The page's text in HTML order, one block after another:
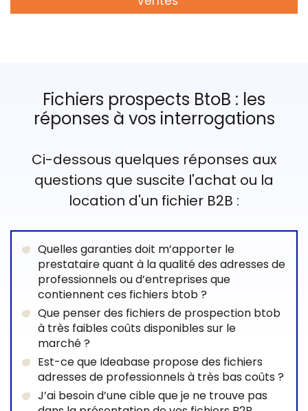
Fichiers prospects BtoB : les
réponses à vos interrogations
Ci-dessous quelques réponses aux
questions que suscite l'achat ou la
location d'un fichier B2B :
Quelles garanties doit m’apporter le
prestataire quant à la qualité des adresses de
professionnels ou d’entreprises que
contiennent ces fichiers btob ?
Que penser des fichiers de prospection btob
à très faibles coûts disponibles sur le
marché ?
Est-ce que Ideabase propose des fichiers
adresses de professionnels à très bas coûts ?
J’ai besoin d’une cible que je ne trouve pas